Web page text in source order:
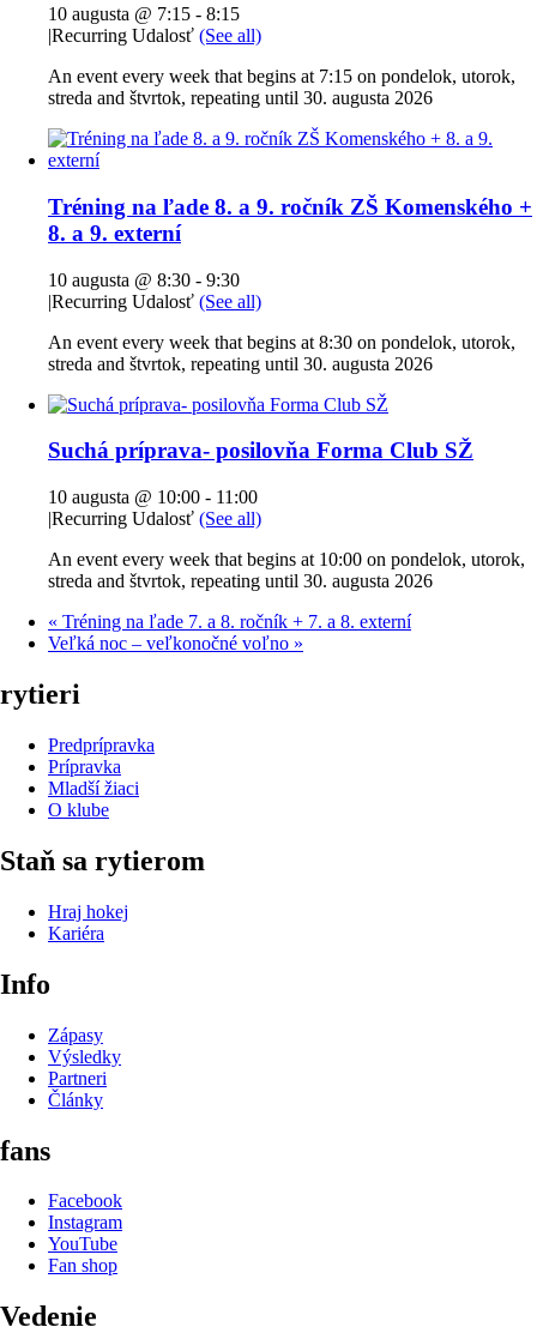
10 augusta @ 7:15 - 8:15
|Recurring Udalosť (See all)
An event every week that begins at 7:15 on pondelok, utorok,
streda and štvrtok, repeating until 30. augusta 2026
Tréning na ľade 8. a 9. ročník ZŠ Komenského +
8. a 9. externí
10 augusta @ 8:30 - 9:30
|Recurring Udalosť (See all)
An event every week that begins at 8:30 on pondelok, utorok,
streda and štvrtok, repeating until 30. augusta 2026
Suchá príprava- posilovňa Forma Club SŽ
10 augusta @ 10:00 - 11:00
|Recurring Udalosť (See all)
An event every week that begins at 10:00 on pondelok, utorok,
streda and štvrtok, repeating until 30. augusta 2026
« Tréning na ľade 7. a 8. ročník + 7. a 8. externí
Veľká noc – veľkonočné voľno »
rytieri
Predprípravka
Prípravka
Mladší žiaci
O klube
Staň sa rytierom
Hraj hokej
Kariéra
Info
Zápasy
Výsledky
Partneri
Články
fans
Facebook
Instagram
YouTube
Fan shop
Vedenie